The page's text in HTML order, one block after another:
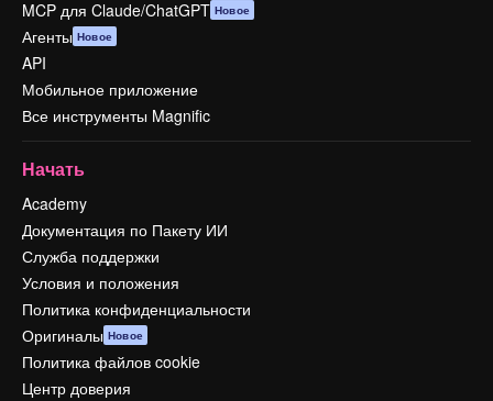
MCP для Claude/ChatGPT Новое
Агенты Новое
API
Мобильное приложение
Все инструменты Magnific
Начать
Academy
Документация по Пакету ИИ
Служба поддержки
Условия и положения
Политика конфиденциальности
Оригиналы Новое
Политика файлов cookie
Центр доверия